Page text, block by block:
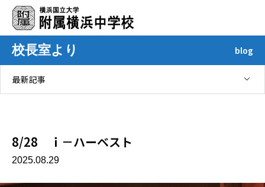
校長室より blog
最新記事
8/28 ｉ－ハーベスト
2025.08.29